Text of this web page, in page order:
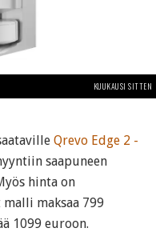
KUUKAUSI SITTEN
Qrevo Edge 2 -
saapuneen
hinta on
maksaa 799
1099 euroon.